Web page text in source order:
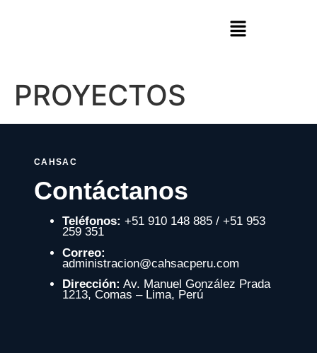
PROYECTOS
CAHSAC
Contáctanos
Teléfonos: +51 910 148 885 / +51 953
259 351
Correo:
administracion@cahsacperu.com
Dirección: Av. Manuel González Prada
1213, Comas – Lima, Perú